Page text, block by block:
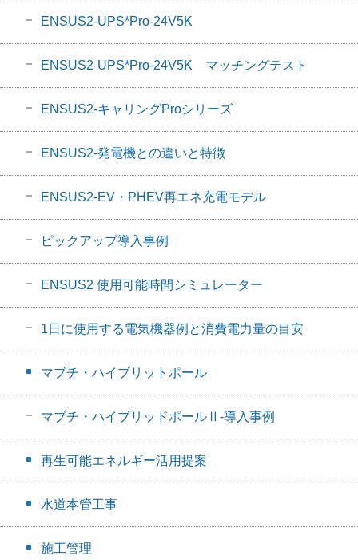
ENSUS2-UPS*Pro-24V5K
ENSUS2-UPS*Pro-24V5K マッチングテスト
ENSUS2-キャリングProシリーズ
ENSUS2-発電機との違いと特徴
ENSUS2-EV・PHEV再エネ充電モデル
ピックアップ導入事例
ENSUS2 使用可能時間シミュレーター
1日に使用する電気機器例と消費電力量の目安
マブチ・ハイブリットポール
マブチ・ハイブリッドポールⅡ-導入事例
再生可能エネルギー活用提案
水道本管工事
施工管理